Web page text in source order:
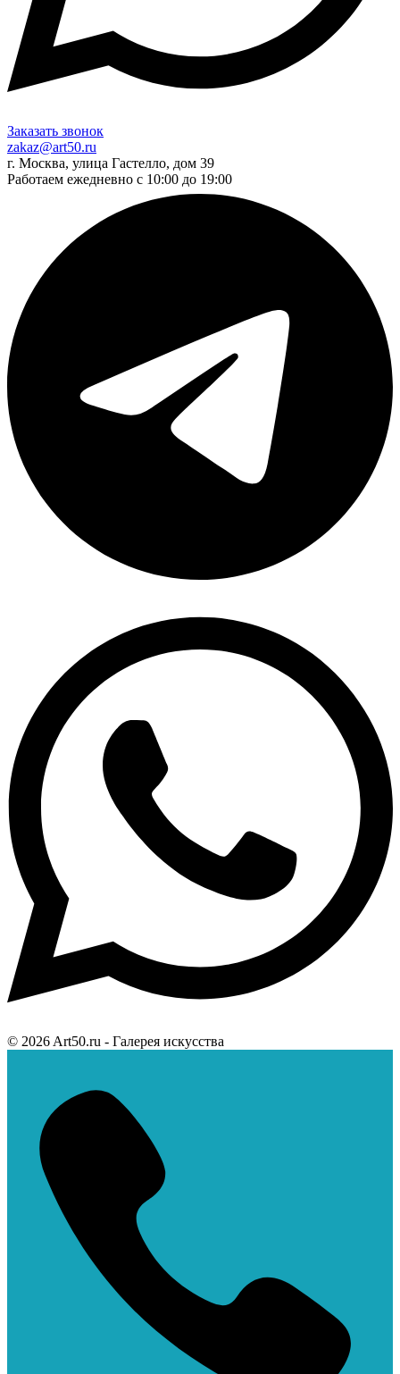
Заказать звонок
zakaz@art50.ru
г. Москва, улица Гастелло, дом 39
Работаем ежедневно с 10:00 до 19:00
© 2026 Art50.ru - Галерея искусства